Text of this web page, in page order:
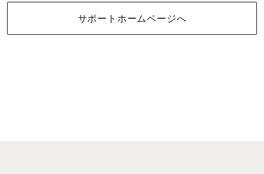
サポートホームページへ